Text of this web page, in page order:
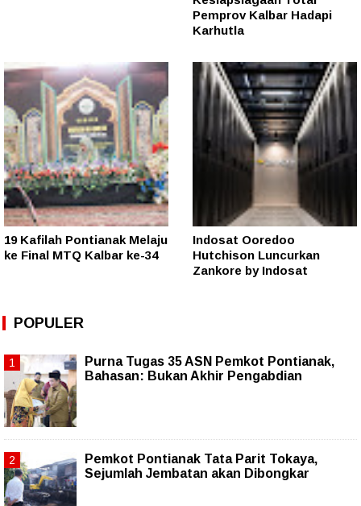
Pemprov Kalbar Hadapi
Karhutla
19 Kafilah Pontianak Melaju
ke Final MTQ Kalbar ke-34
Indosat Ooredoo
Hutchison Luncurkan
Zankore by Indosat
POPULER
Purna Tugas 35 ASN Pemkot Pontianak,
Bahasan: Bukan Akhir Pengabdian
Pemkot Pontianak Tata Parit Tokaya,
Sejumlah Jembatan akan Dibongkar